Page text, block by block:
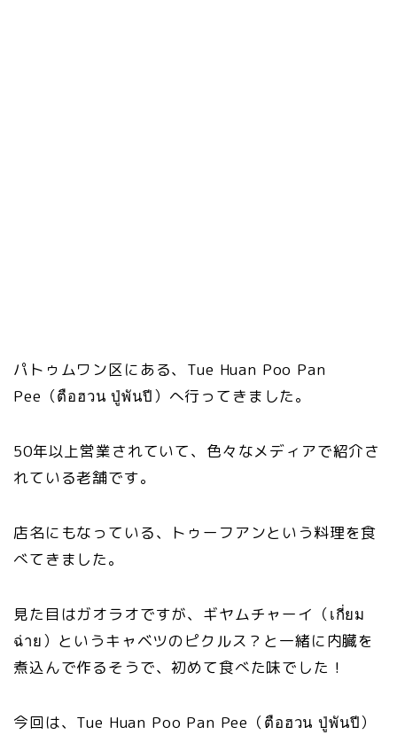
パトゥムワン区にある、Tue Huan Poo Pan
Pee（ตือฮวน ปู่พันปี）へ行ってきました。
50年以上営業されていて、色々なメディアで紹介さ
れている老舗です。
店名にもなっている、トゥーフアンという料理を食
べてきました。
見た目はガオラオですが、ギヤムチャーイ（เกี่ยม
ฉ่าย）というキャベツのピクルス？と一緒に内臓を
煮込んで作るそうで、初めて食べた味でした！
今回は、Tue Huan Poo Pan Pee（ตือฮวน ปู่พันปี）